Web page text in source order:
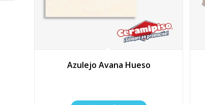
Azulejo Avana Hueso